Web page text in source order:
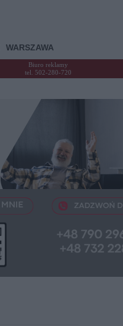
WARSZAWA
Biuro reklamy
tel. 502-280-720